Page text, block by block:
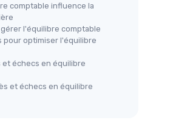
comptable influence la
l'équilibre comptable
pour optimiser l'équilibre
et échecs en équilibre
et échecs en équilibre